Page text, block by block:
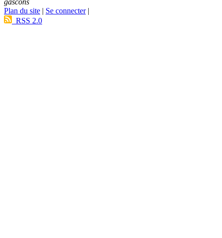
gascons
Plan du site | Se connecter|
RSS 2.0